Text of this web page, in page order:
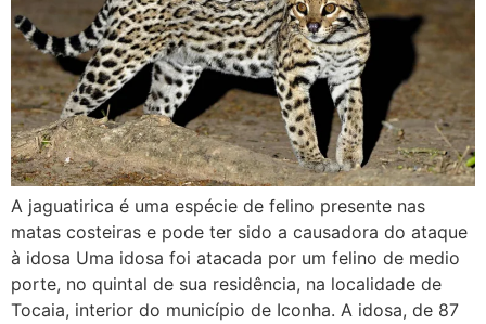
A jaguatirica é uma espécie de felino presente nas
matas costeiras e pode ter sido a causadora do ataque
à idosa Uma idosa foi atacada por um felino de medio
porte, no quintal de sua residência, na localidade de
Tocaia, interior do município de Iconha. A idosa, de 87